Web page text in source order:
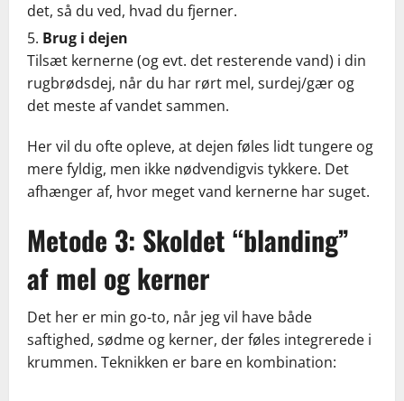
det, så du ved, hvad du fjerner.
Brug i dejen
Tilsæt kernerne (og evt. det resterende vand) i din
rugbrødsdej, når du har rørt mel, surdej/gær og
det meste af vandet sammen.
Her vil du ofte opleve, at dejen føles lidt tungere og
mere fyldig, men ikke nødvendigvis tykkere. Det
afhænger af, hvor meget vand kernerne har suget.
Metode 3: Skoldet “blanding”
af mel og kerner
Det her er min go-to, når jeg vil have både
saftighed, sødme og kerner, der føles integrerede i
krummen. Teknikken er bare en kombination: